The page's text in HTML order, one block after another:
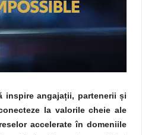
inspire angajații, partenerii și
la valorile cheie ale
accelerate în domeniile